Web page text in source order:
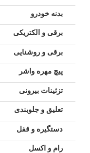
بدنه خودرو
برقی و الکتریکی
برقی و روشنایی
پیچ مهره واشر
تزئینات بیرونی
تعلیق و جلوبندی
دستگیره و قفل
رام و اکسل